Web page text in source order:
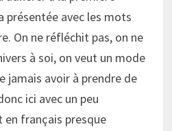
présentée avec les mots
On ne réfléchit pas, on ne
à soi, on veut un mode
jamais avoir à prendre de
ici avec un peu
en français presque